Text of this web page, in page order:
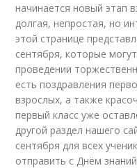
начинается новый этап
долгая, непростая, но
этой странице
сентября, которые
проведении
есть поздравления
взрослых, а также
первый класс уже
другой раздел нашего
сентября для всех
отправить с Днём